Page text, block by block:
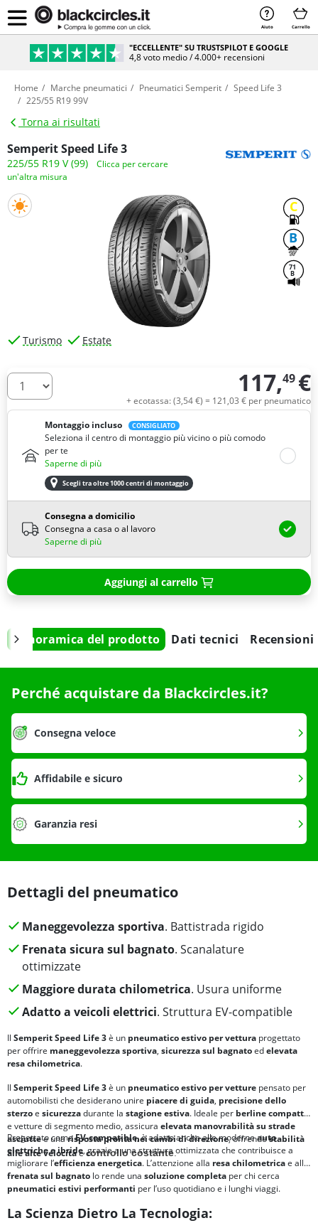
Aiuto Carrello
"ECCELLENTE" SU TRUSTSPILOT E GOOGLE
4,8 voto medio / 4.000+ recensioni
Home Marche pneumatici Pneumatici Semperit
Speed Life 3
225/55 R19 99V
Torna ai risultati
Semperit Speed Life 3
225/55 R19 V (99)
Clicca per cercare
un'altra misura
C
B
71
B
Turismo Estate
Quantità 117,49 €
+ ecotassa: (3,54€) = 121,03 € per pneumatico
Montaggio incluso
CONSIGLIATO
Seleziona il centro di montaggio più vicino o più comodo
per te
Saperne di più
Scegli tra oltre 1000 centri di montaggio
Consegna a domicilio
Consegna a casa o al lavoro
Saperne di più
Aggiungi al carrello
Panoramica del prodotto Dati tecnici Recensioni
Perché acquistare da Blackcircles.it?
Consegna veloce
Affidabile e sicuro
Garanzia resi
Dettagli del pneumatico
Maneggevolezza sportiva. Battistrada rigido
Frenata sicura sul bagnato. Scanalature
ottimizzate
Maggiore durata chilometrica. Usura uniforme
Adatto a veicoli elettrici. Struttura EV-compatible
Il Semperit Speed Life 3è un pneumatico estivo per vettura progettato
per offrire maneggevolezza sportiva, sicurezza sul bagnatoedelevata
resa chilometrica.
Il Semperit Speed Life 3è un pneumatico estivo per vetture pensato per
automobilisti che desiderano unire piacere di guida, precisione dello
sterzoe sicurezzadurante la stagione estiva. Ideale per berline compatte
e vetture di segmento medio, assicura elevata manovrabilità su strade
asciuttee unarisposta pronta nei cambi di direzione, offrendostabilità
alle alte velocitàecontrollo costante.
Progettato comeEV-compatible, è adatto anche alle moderneauto
elettriche e ibride, grazie a una struttura ottimizzata che contribuisce a
migliorare l’efficienza energetica. L’attenzione alla resa chilometricae alla
frenata sul bagnato lo rende una soluzione completa per chi cerca
pneumatici estivi performanti per l’uso quotidiano e i lunghi viaggi.
La Scienza Dietro La Tecnologia: